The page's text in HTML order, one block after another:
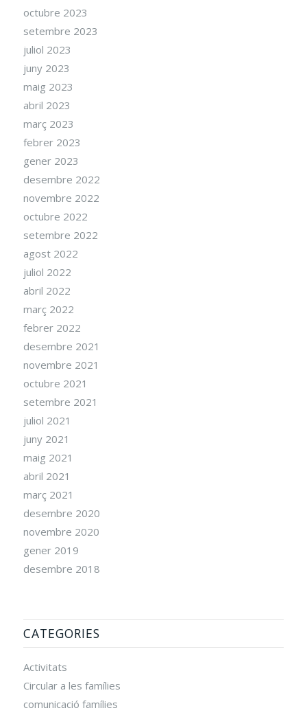
octubre 2023
setembre 2023
juliol 2023
juny 2023
maig 2023
abril 2023
març 2023
febrer 2023
gener 2023
desembre 2022
novembre 2022
octubre 2022
setembre 2022
agost 2022
juliol 2022
abril 2022
març 2022
febrer 2022
desembre 2021
novembre 2021
octubre 2021
setembre 2021
juliol 2021
juny 2021
maig 2021
abril 2021
març 2021
desembre 2020
novembre 2020
gener 2019
desembre 2018
CATEGORIES
Activitats
Circular a les famílies
comunicació famílies